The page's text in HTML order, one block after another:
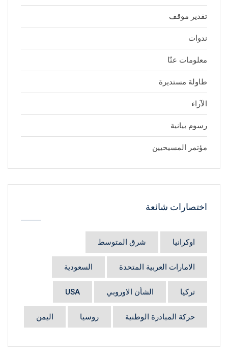
تقدير موقف
ندوات
معلومات عنّا
طاولة مستديرة
الآراء
رسوم بيانية
مؤتمر المسيحيين
اختصارات شائعة
اوكرانيا شرق المتوسط
الامارات العربية المتحدة السعودية
تركيا الشأن الاوروبي USA
حركة المبادرة الوطنية روسيا اليمن